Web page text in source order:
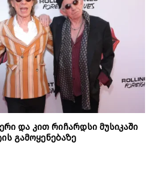
და კით რიჩარდსი მუსიკაში
გამოყენებაზე